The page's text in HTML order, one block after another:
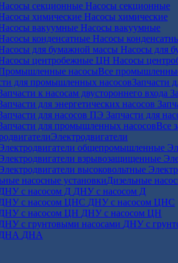
Насосы секционные
Насосы химические
Насосы вакуумные
Насосы
Насосы для
Насосы
Все
Запчасти
Запчасти для
Все
Электродвигатели
Дизельные
ДНУ с насосом Д
ДНУ с насосом ЦНС
ДНУ с насосом ЦН
ДНУ с
ДНА